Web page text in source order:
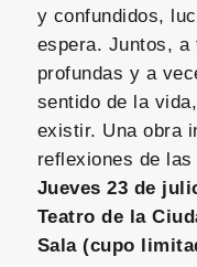
y confundidos,
espera. Juntos, a
profundas y a
sentido de la
existir. Una obra
reflexiones de
Jueves 23 de
Teatro de la
Sala (cupo